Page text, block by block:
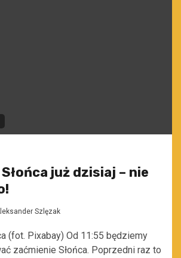
już dzisiaj – nie
Szlęzak
(fot. Pixabay) Od 11:55 będziemy
zaćmienie Słońca. Poprzedni raz to